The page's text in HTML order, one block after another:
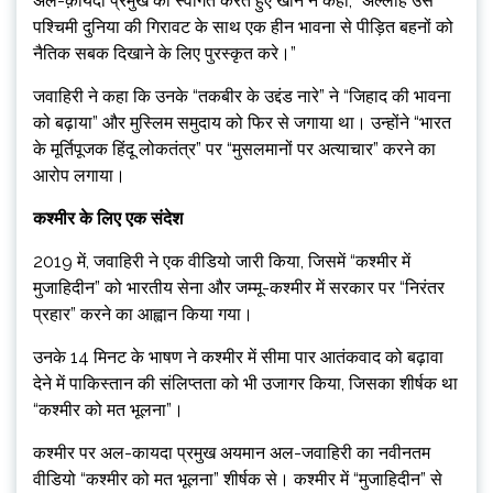
पश्चिमी दुनिया की गिरावट के साथ एक हीन भावना से पीड़ित बहनों को
नैतिक सबक दिखाने के लिए पुरस्कृत करे।”
जवाहिरी ने कहा कि उनके “तकबीर के उद्दंड नारे” ने “जिहाद की भावना
को बढ़ाया” और मुस्लिम समुदाय को फिर से जगाया था। उन्होंने “भारत
के मूर्तिपूजक हिंदू लोकतंत्र” पर “मुसलमानों पर अत्याचार” करने का
आरोप लगाया।
कश्मीर के लिए एक संदेश
2019 में, जवाहिरी ने एक वीडियो जारी किया, जिसमें “कश्मीर में
मुजाहिदीन” को भारतीय सेना और जम्मू-कश्मीर में सरकार पर “निरंतर
प्रहार” करने का आह्वान किया गया।
उनके 14 मिनट के भाषण ने कश्मीर में सीमा पार आतंकवाद को बढ़ावा
देने में पाकिस्तान की संलिप्तता को भी उजागर किया, जिसका शीर्षक था
“कश्मीर को मत भूलना”।
कश्मीर पर अल-कायदा प्रमुख अयमान अल-जवाहिरी का नवीनतम
वीडियो “कश्मीर को मत भूलना” शीर्षक से। कश्मीर में “मुजाहिदीन” से